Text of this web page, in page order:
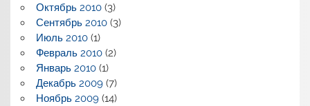
Октябрь 2010(3)
Сентябрь 2010(3)
Июль 2010(1)
Февраль 2010(2)
Январь 2010(1)
Декабрь 2009(7)
Ноябрь 2009(14)